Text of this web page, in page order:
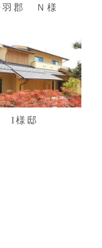
羽郡 Ｎ様
I様邸